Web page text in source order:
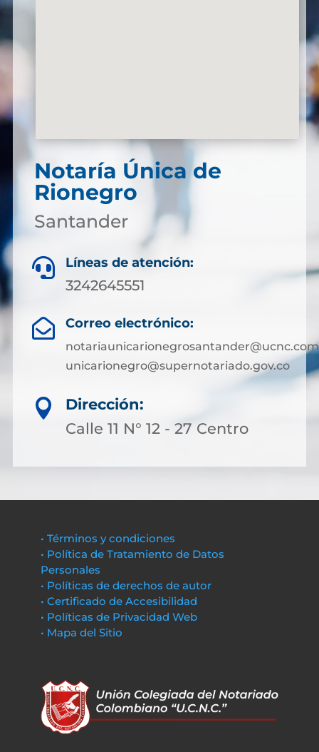
Notaría Única de
Rionegro
Santander
 Líneas de atención:
3242645551
 Correo electrónico:
unicarionegro@supernotariado.gov.co

Dirección:
Calle 11 N° 12 - 27 Centro
• Términos y condiciones
• Política de Tratamiento de Datos
Personales
• Políticas de derechos de autor
• Certificado de Accesibilidad
• Políticas de Privacidad Web
• Mapa del Sitio